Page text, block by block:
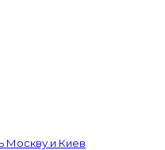
Москву и Киев